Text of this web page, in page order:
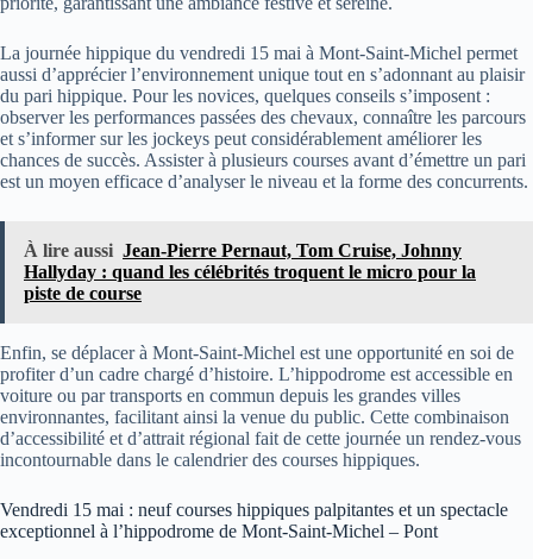
La journée hippique du vendredi 15 mai à Mont-Saint-Michel permet
aussi d’apprécier l’environnement unique tout en s’adonnant au plaisir
du pari hippique. Pour les novices, quelques conseils s’imposent :
observer les performances passées des chevaux, connaître les parcours
et s’informer sur les jockeys peut considérablement améliorer les
chances de succès. Assister à plusieurs courses avant d’émettre un pari
est un moyen efficace d’analyser le niveau et la forme des concurrents.
À lire aussi Jean-Pierre Pernaut, Tom Cruise, Johnny
Hallyday : quand les célébrités troquent le micro pour la
piste de course
Enfin, se déplacer à Mont-Saint-Michel est une opportunité en soi de
profiter d’un cadre chargé d’histoire. L’hippodrome est accessible en
voiture ou par transports en commun depuis les grandes villes
environnantes, facilitant ainsi la venue du public. Cette combinaison
d’accessibilité et d’attrait régional fait de cette journée un rendez-vous
incontournable dans le calendrier des courses hippiques.
Vendredi 15 mai : neuf courses hippiques palpitantes et un spectacle
exceptionnel à l’hippodrome de Mont-Saint-Michel – Pont